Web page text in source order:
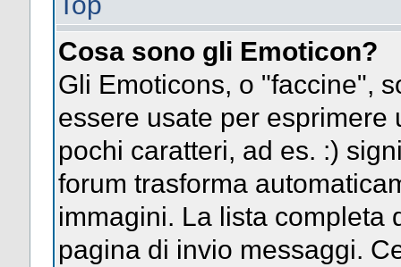
Cosa sono gli Emoticon?
Gli Emoticons, o "faccine",
essere usate per
pochi caratteri, ad es. :)
forum trasforma
immagini. La lista completa
pagina di invio messaggi.